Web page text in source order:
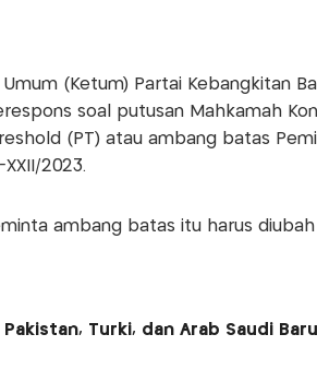
(Ketum) Partai Kebangkitan
soal putusan Mahkamah
(PT) atau ambang batas
2023.
ambang batas itu harus
Pakistan, Turki, dan Arab Saudi